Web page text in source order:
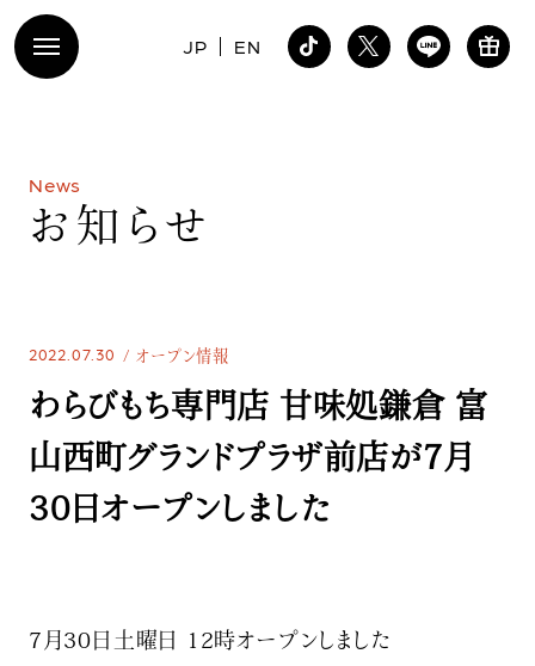
JP EN
News
お 知 ら せ
2022.07.30 オープン情報
わらびもち専門店 甘味処鎌倉 富
山西町グランドプラザ前店が7月
30日オープンしました
7月30日土曜日 12時オープンしました